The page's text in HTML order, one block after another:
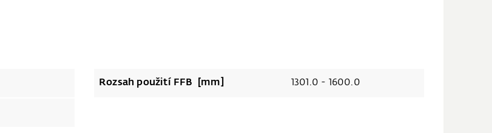
Rozsah použití FFB [mm] 1301.0 - 1600.0